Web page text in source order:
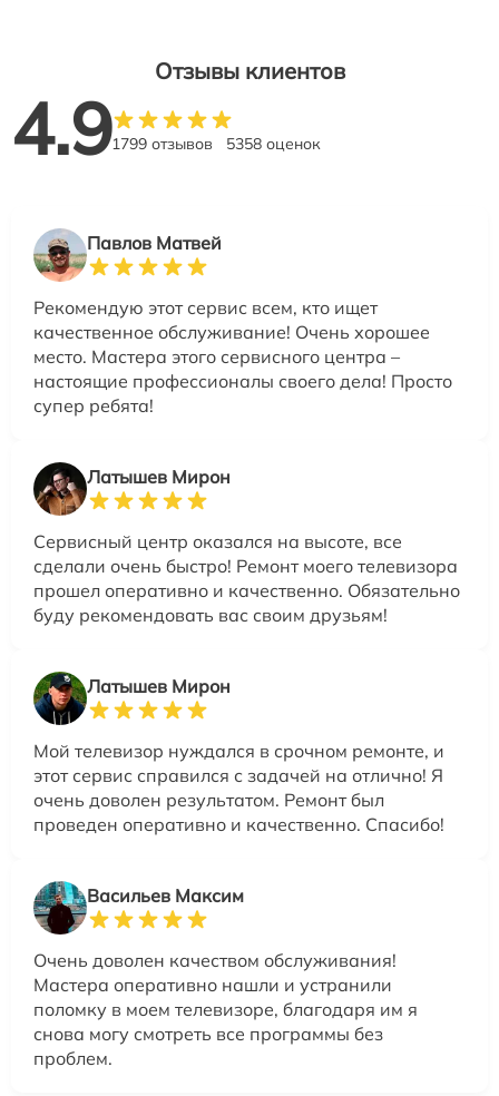
Отзывы клиентов
4.91799 отзывов 5358 оценок
Павлов Матвей
Рекомендую этот сервис всем, кто ищет
качественное обслуживание! Очень хорошее
место. Мастера этого сервисного центра –
настоящие профессионалы своего дела! Просто
супер ребята!
Латышев Мирон
Сервисный центр оказался на высоте, все
сделали очень быстро! Ремонт моего телевизора
прошел оперативно и качественно. Обязательно
буду рекомендовать вас своим друзьям!
Латышев Мирон
Мой телевизор нуждался в срочном ремонте, и
этот сервис справился с задачей на отлично! Я
очень доволен результатом. Ремонт был
проведен оперативно и качественно. Спасибо!
Васильев Максим
Очень доволен качеством обслуживания!
Мастера оперативно нашли и устранили
поломку в моем телевизоре, благодаря им я
снова могу смотреть все программы без
проблем.